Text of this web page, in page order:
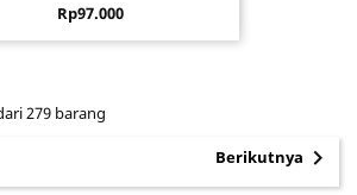
Harga
Rp97.000
279 barang
Berikutnya 